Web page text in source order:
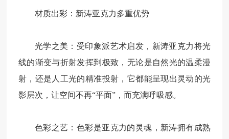
材质出彩：新涛亚克力多重优势
光学之美：受印象派艺术启发，新涛亚克力将光
线的渐变与折射发挥到极致，无论是自然光的温柔漫
射，还是人工光的精准投射，它都能呈现出灵动的光
影层次，让空间不再“平面”，而充满呼吸感。
色彩之艺：色彩是亚克力的灵魂，新涛拥有成熟